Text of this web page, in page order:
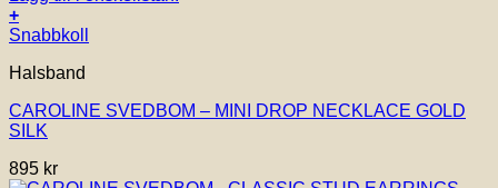
+
Snabbkoll
Halsband
CAROLINE SVEDBOM – MINI DROP NECKLACE GOLD
SILK
895 kr